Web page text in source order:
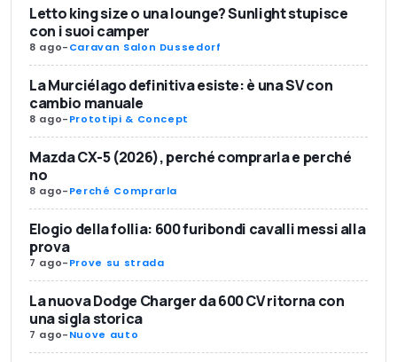
Letto king size o una lounge? Sunlight stupisce
con i suoi camper
8 ago-Caravan Salon Dussedorf
La Murciélago definitiva esiste: è una SV con
cambio manuale
8 ago-Prototipi & Concept
Mazda CX-5 (2026), perché comprarla e perché
no
8 ago-Perché Comprarla
Elogio della follia: 600 furibondi cavalli messi alla
prova
7 ago-Prove su strada
La nuova Dodge Charger da 600 CV ritorna con
una sigla storica
7 ago-Nuove auto